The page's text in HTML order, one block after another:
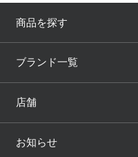
商品を探す
アイテム
トピックス
ブランド一覧
WACOAL
店舗
店舗を探す
お知らせ